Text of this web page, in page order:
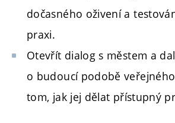
dočasného oživení a
praxi.
Otevřít dialog s městem a
o budoucí podobě
tom, jak jej dělat přístupný